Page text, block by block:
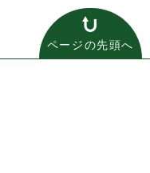
ページの先頭へ